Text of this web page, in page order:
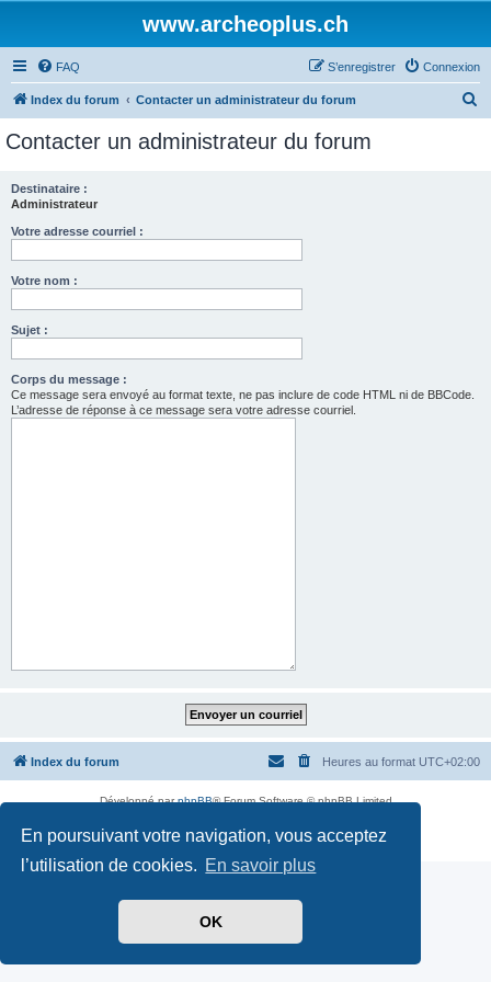
En poursuivant votre navigation, vous acceptez
l’utilisation de cookies. En savoir plus
OK
www.archeoplus.ch
FAQ Connexion
S’enregistrer
Index du forum Contacter un administrateur du forum
Contacter un administrateur du forum
Destinataire :
Administrateur
Votre adresse courriel :
Votre nom :
Sujet :
Corps du message :
Ce message sera envoyé au format texte, ne pas inclure de code HTML ni de BBCode.
L’adresse de réponse à ce message sera votre adresse courriel.
Index du forum Heures au format UTC+02:00
Développé parphpBB® Forum Software © phpBB Limited
Confidentialité| Conditions